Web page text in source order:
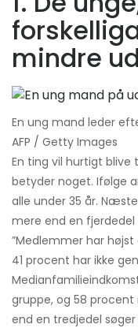
mindre
En ung mand leder
AFP / Getty Images
En ting vil hurtigt blive
betyder noget. Ifølge
alle under 35 år.
mere end en
”Medlemmer har
41 procent har ikke
gruppe, og 58
end en tredjedel